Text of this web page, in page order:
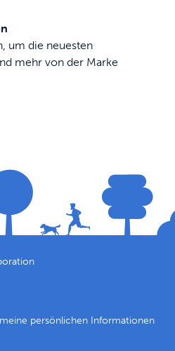
um die neuesten
mehr von der Marke
persönlichen Informationen